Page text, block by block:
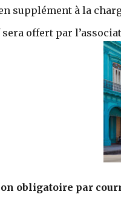
supplément à la
sera offert par
obligatoire par